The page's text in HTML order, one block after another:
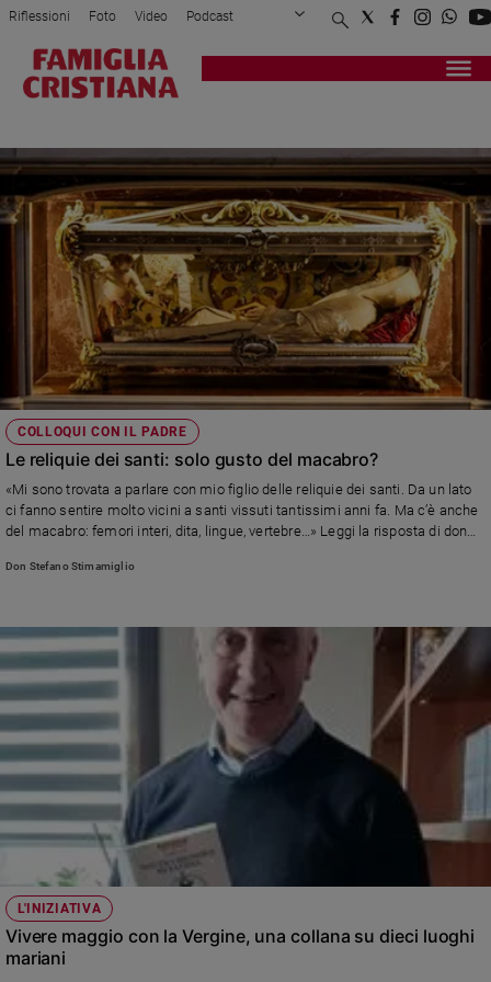
Attualità
Politica
Mondo
Economia
Legalità
giustizia
Sport
Interviste
Papa
Papa
Chiesa
Chiesa
Santi
Devozione
e
del
del
giorno
Società
e
valori
Riflessioni Foto Video Podcast
Privacy Policy Chi siamo
Registrati Redazione
COLLOQUI CON IL PADRE
Le reliquie dei santi: solo gusto del macabro?
«Mi sono trovata a parlare con mio figlio delle reliquie dei santi. Da un lato
ci fanno sentire molto vicini a santi vissuti tantissimi anni fa. Ma c’è anche
del macabro: femori interi, dita, lingue, vertebre…» Leggi la risposta di don
Don Stefano Stimamiglio
L'INIZIATIVA
Vivere maggio con la Vergine, una collana su dieci luoghi
mariani